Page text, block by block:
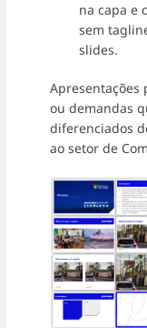
na capa e
sem
slides.
Apresentações
ou demandas
diferenciados
ao setor de